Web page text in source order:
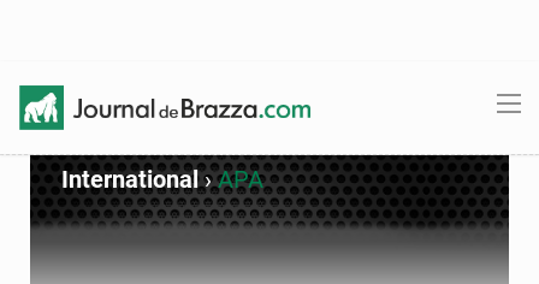
International›APA